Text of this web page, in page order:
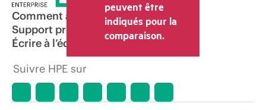
peuvent être
indiqués pour la
comparaison.
Comment acheter
Support produit
Écrire à l’équipe commerciale
Suivre HPE sur